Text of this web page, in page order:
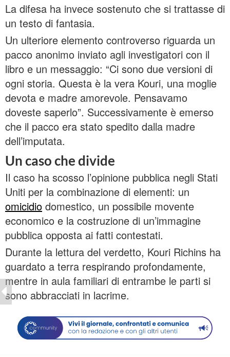
La difesa ha invece sostenuto che si trattasse di
un testo di fantasia.
Un ulteriore elemento controverso riguarda un
pacco anonimo inviato agli investigatori con il
libro e un messaggio: “Ci sono due versioni di
ogni storia. Questa è la vera Kouri, una moglie
devota e madre amorevole. Pensavamo
doveste saperlo”. Successivamente è emerso
che il pacco era stato spedito dalla madre
dell’imputata.
Un caso che divide
Il caso ha scosso l’opinione pubblica negli Stati
Uniti per la combinazione di elementi: un
omicidio domestico, un possibile movente
economico e la costruzione di un’immagine
pubblica opposta ai fatti contestati.
Durante la lettura del verdetto, Kouri Richins ha
guardato a terra respirando profondamente,
mentre in aula familiari di entrambe le parti si
sono abbracciati in lacrime.